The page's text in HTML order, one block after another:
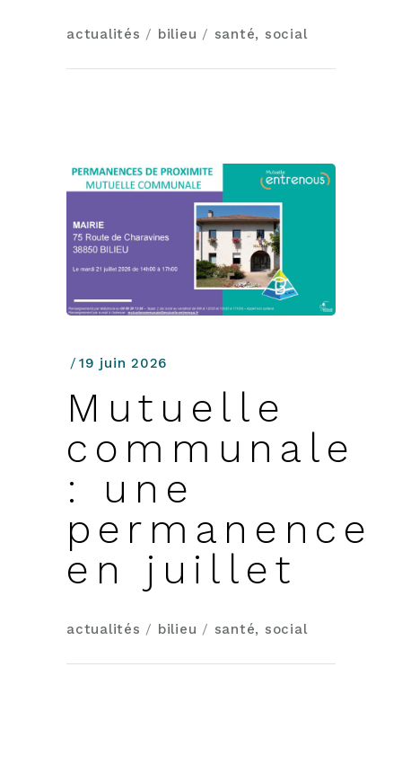
actualités / bilieu / santé, social
19 juin 2026
Mutuelle
communale
: une
permanence
en juillet
actualités / bilieu / santé, social